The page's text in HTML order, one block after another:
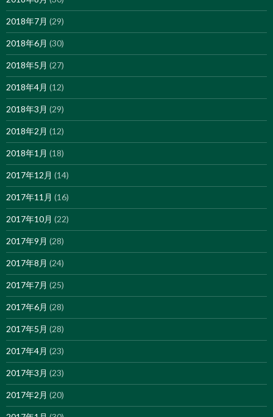
2018年7月 (29)
2018年6月 (30)
2018年5月 (27)
2018年4月 (12)
2018年3月 (29)
2018年2月 (12)
2018年1月 (18)
2017年12月 (14)
2017年11月 (16)
2017年10月 (22)
2017年9月 (28)
2017年8月 (24)
2017年7月 (25)
2017年6月 (28)
2017年5月 (28)
2017年4月 (23)
2017年3月 (23)
2017年2月 (20)